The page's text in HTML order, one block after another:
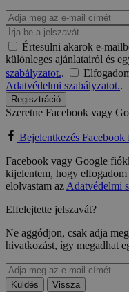
Értesülni akarok e-
különleges ajánlatairól és
szabályzatot..
Adatvédelmi szabályzatot..
Regisztráció
Szeretne Facebook vagy
Bejelentkezés
Facebook vagy Google
kijelentem, hogy elfogadom
elolvastam azAdatvédelmi
Elfelejtette jelszavát?
Ne aggódjon, csak adja
hivatkozást, így megadhat
Küldés
Vissza